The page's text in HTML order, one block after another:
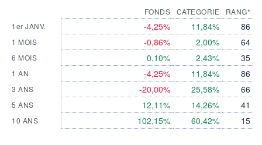
1er JANV.
1 MOIS
6 MOIS
1 AN
3 ANS
5 ANS
10 ANS
FONDS
-4,25%
-0,86%
0,10%
-4,25%
-20,00%
12,11%
102,15%
CATEGORIE
11,84%
2,00%
2,43%
11,84%
25,58%
14,26%
60,42%
RANG*
86
64
35
86
66
41
15